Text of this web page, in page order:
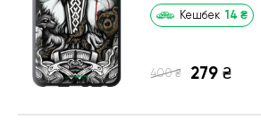
Кешбек 14 ₴
400 ₴ 279 ₴